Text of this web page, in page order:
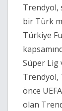
Trendyol,
bir Türk
Türkiye
Süper Lig
Trendyol,
önce
olan